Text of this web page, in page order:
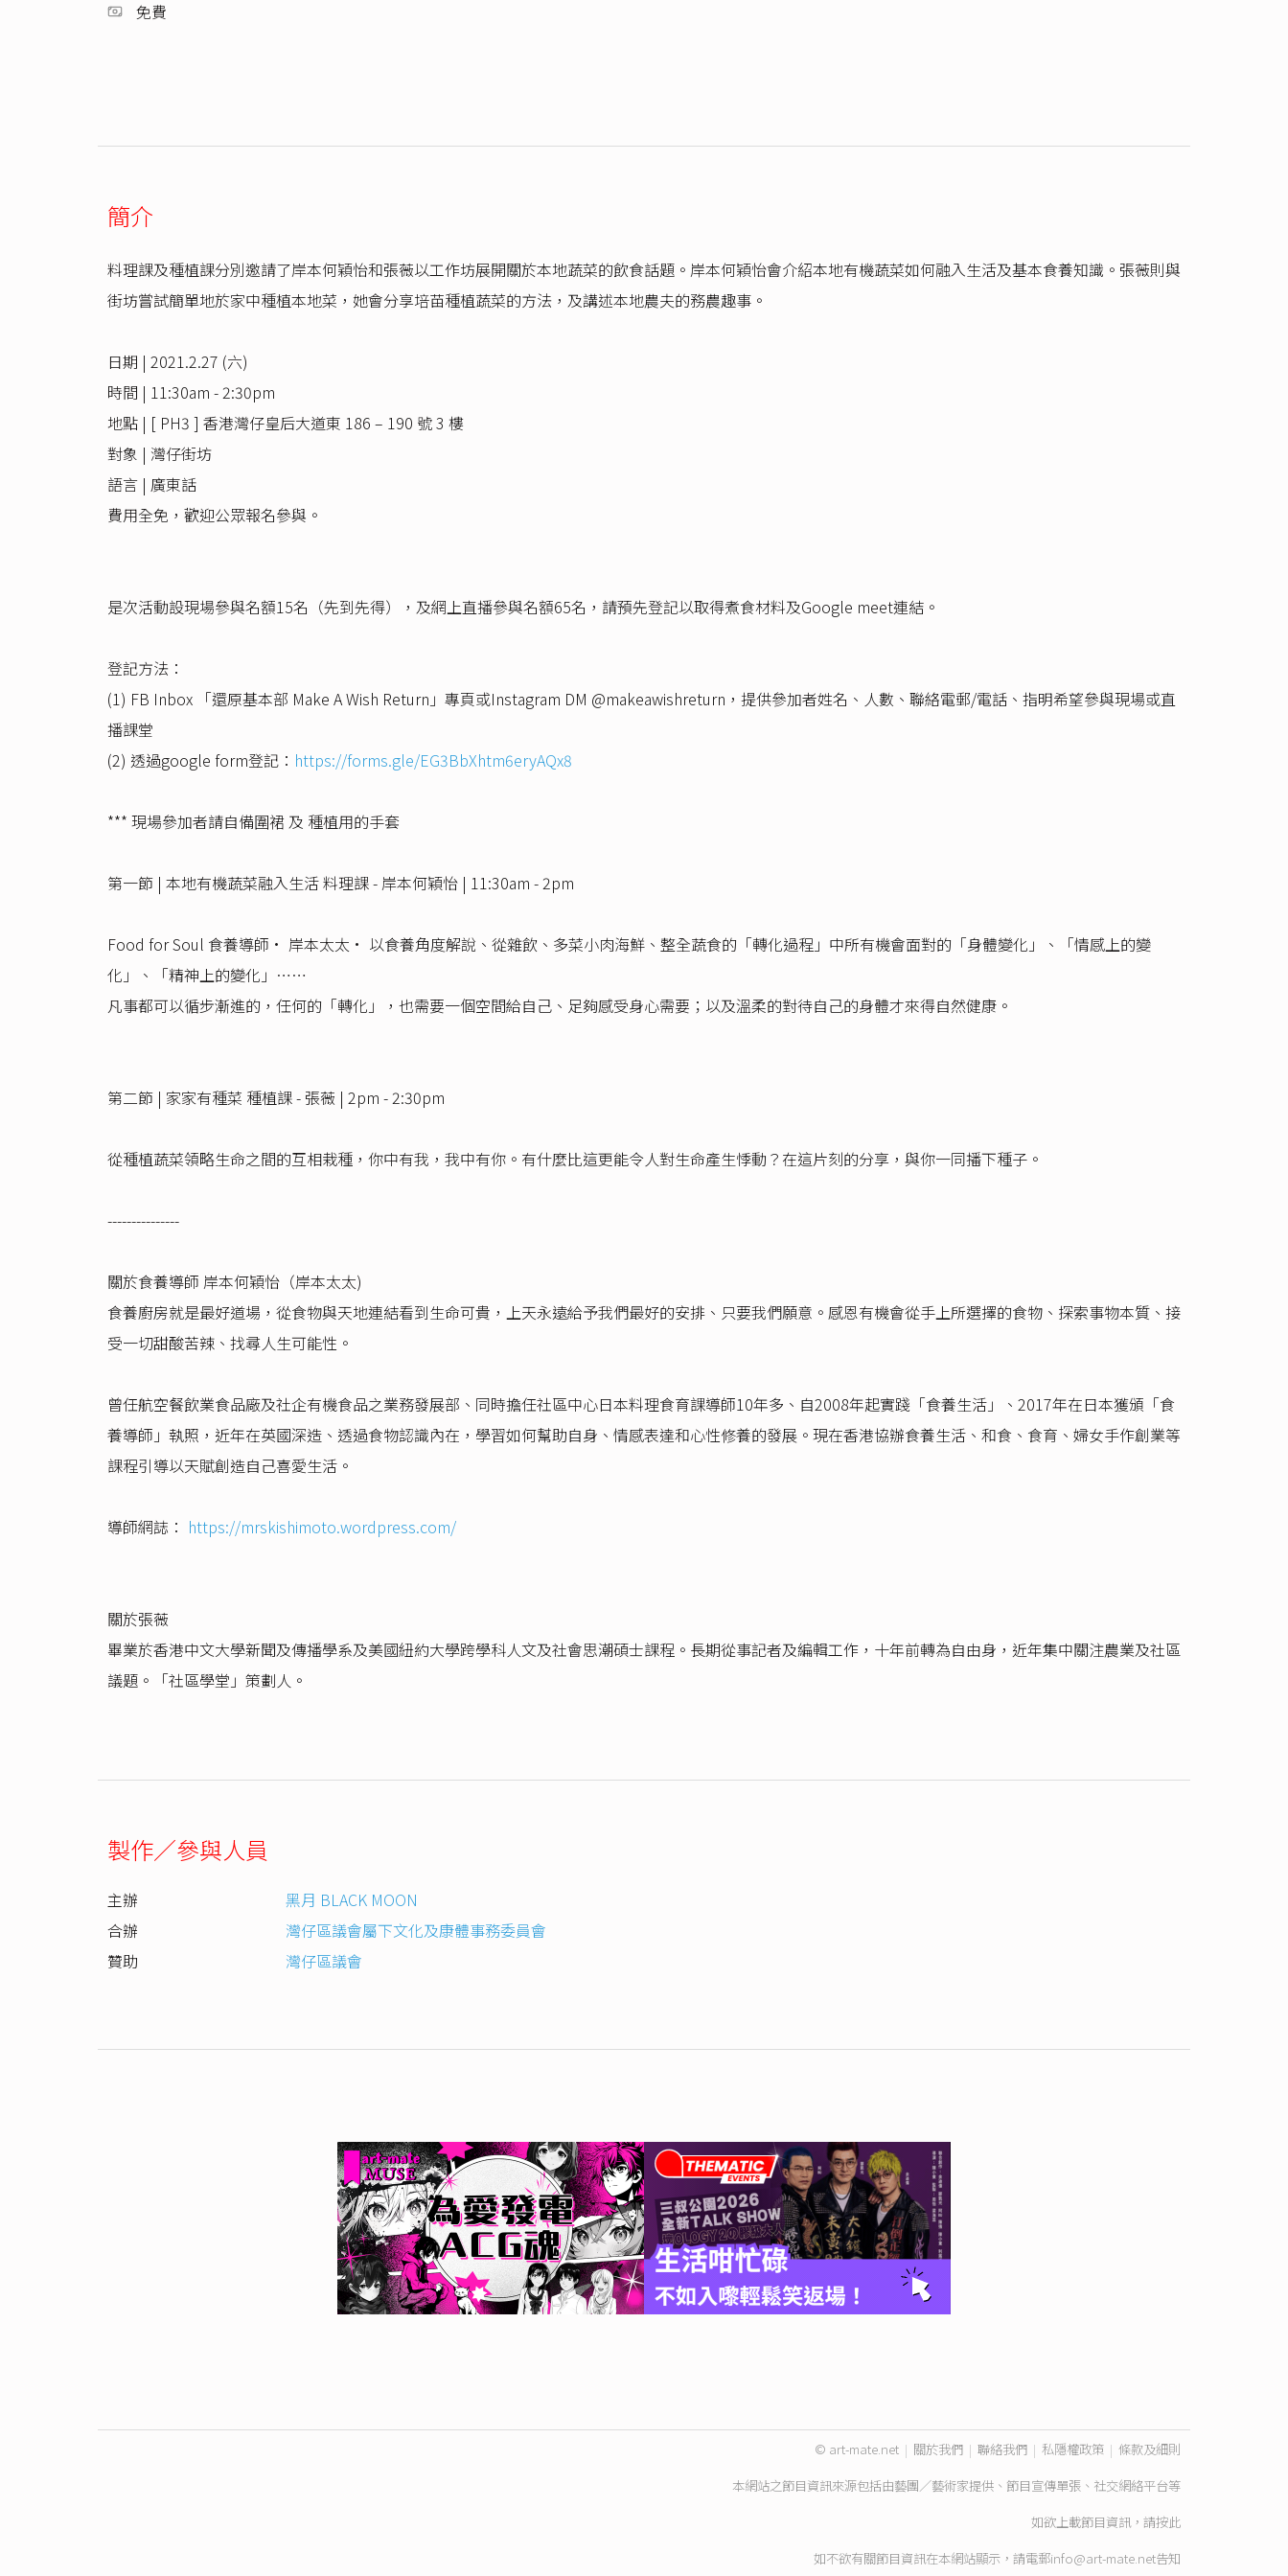
免費
簡介
料理課及種植課分別邀請了岸本何穎怡和張薇以工作坊展開關於本地蔬菜的飲食話題。岸本何穎怡會介紹本地有機蔬菜如何融入生活及基本食養知識。張薇則與
街坊嘗試簡單地於家中種植本地菜，她會分享培苗種植蔬菜的方法，及講述本地農夫的務農趣事。
日期 | 2021.2.27 (六)
時間 | 11:30am - 2:30pm
地點 | [ PH3 ] 香港灣仔皇后大道東 186 – 190 號 3 樓
對象 | 灣仔街坊
語言 | 廣東話
費用全免，歡迎公眾報名參與。
是次活動設現場參與名額15名（先到先得），及網上直播參與名額65名，請預先登記以取得煮食材料及Google meet連結。
登記方法：
(1) FB Inbox 「還原基本部 Make A Wish Return」專頁或Instagram DM @makeawishreturn，提供參加者姓名、人數、聯絡電郵/電話、指明希望參與現場或直
播課堂
(2) 透過google form登記： https://forms.gle/EG3BbXhtm6eryAQx8
*** 現場參加者請自備圍裙 及 種植用的手套
第一節 | 本地有機蔬菜融入生活 料理課 - 岸本何穎怡 | 11:30am - 2pm
Food for Soul 食養導師· 岸本太太· 以食養角度解說、從雜飲、多菜小肉海鮮、整全蔬食的「轉化過程」中所有機會面對的「身體變化」、「情感上的變
化」、「精神上的變化」⋯⋯
凡事都可以循步漸進的，任何的「轉化」，也需要一個空間給自己、足夠感受身心需要；以及溫柔的對待自己的身體才來得自然健康。
第二節 | 家家有種菜 種植課 - 張薇 | 2pm - 2:30pm
從種植蔬菜領略生命之間的互相栽種，你中有我，我中有你。有什麼比這更能令人對生命產生悸動？在這片刻的分享，與你一同播下種子。
---------------
關於食養導師 岸本何穎怡（岸本太太)
食養廚房就是最好道場，從食物與天地連結看到生命可貴，上天永遠給予我們最好的安排、只要我們願意。感恩有機會從手上所選擇的食物、探索事物本質、接
受一切甜酸苦辣、找尋人生可能性。
曾任航空餐飲業食品廠及社企有機食品之業務發展部、同時擔任社區中心日本料理食育課導師10年多、自2008年起實踐「食養生活」、2017年在日本獲頒「食
養導師」執照，近年在英國深造、透過食物認識內在，學習如何幫助自身、情感表達和心性修養的發展。現在香港協辦食養生活、和食、食育、婦女手作創業等
課程引導以天賦創造自己喜愛生活。
導師網誌： https://mrskishimoto.wordpress.com/
關於張薇
畢業於香港中文大學新聞及傳播學系及美國紐約大學跨學科人文及社會思潮碩士課程。長期從事記者及編輯工作，十年前轉為自由身，近年集中關注農業及社區
議題。「社區學堂」策劃人。
製作／參與人員
主辦
黑月 BLACK MOON
合辦
灣仔區議會屬下文化及康體事務委員會
贊助
灣仔區議會
© art-mate.net | 關於我們 | 聯絡我們 | 私隱權政策 | 條款及細則
本網站之節目資訊來源包括由藝團／藝術家提供、節目宣傳單張、社交網絡平台等
如欲上載節目資訊，請按此
如不欲有關節目資訊在本網站顯示，請電郵info@art-mate.net告知